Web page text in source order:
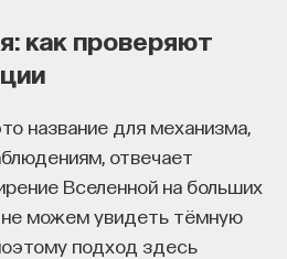
как проверяют
название для механизма,
отвечает
Вселенной на больших
можем увидеть тёмную
подход здесь
в инновационных
с чего начать.
о глобальных
возможностях
ваканси;